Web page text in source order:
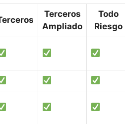
Terceros
Ampliado
Todo
Riesgo